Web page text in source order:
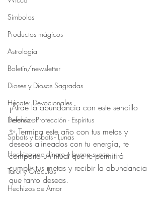
Símbolos
Productos mágicos
Astrología
Boletín/newsletter
Dioses y Diosas Sagradas
Hécate: Devocionales
Defensa - Protección - Espíritus
Sabats y Esbats - Lunas
Hechizos de dinero y buena suerte
Tarot y Oráculos
Hechizos de Amor
¡Atrae la abundancia con este sencillo
hechizo!
✨ Termina este año con tus metas y
deseos alineados con tu energía, te
comparto un ritual que te permitirá
cumplir tus metas y recibir la abundancia
que tanto deseas.